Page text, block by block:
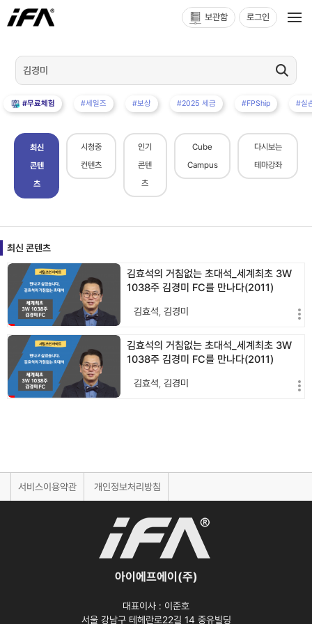
보관함 로그인
#무료체험 #세일즈 #보상 #2025 세금 #FPShip #실
최신
콘텐
츠
시청중
컨텐츠
인기
콘텐
츠
Cube
Campus
다시보는
테마강좌
최신 콘텐츠
김효석의 거침없는 초대석_세계최초 3W
1038주 김경미 FC를 만나다(2011)
김효석 ,김경미
김효석의 거침없는 초대석_세계최초 3W
1038주 김경미 FC를 만나다(2011)
김효석 ,김경미
서비스이용약관 개인정보처리방침
아이에프에이(주)
대표이사 : 이준호
서울 강남구 테헤란로22길 14 중유빌딩